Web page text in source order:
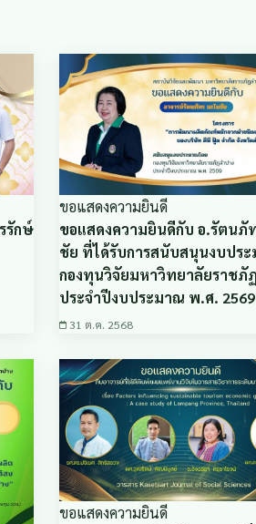
รักษ์
ขอแสดงความยินดี
ขอแสดงความยินดีกับ อ.รัตนภั
ชัย ที่ได้รับการสนับสนุนงบปร
กองทุนวิจัยมหาวิทยาลัยราชภั
ประจำปีงบประมาณ พ.ศ. 2569
31 ต.ค. 2568
ขอแสดงความยินดี